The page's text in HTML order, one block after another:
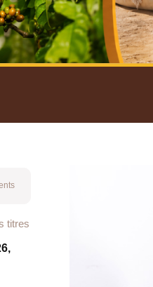
titres